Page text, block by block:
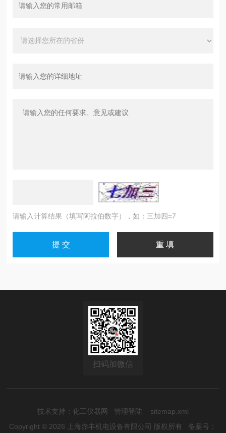
请输入计算结果（填写阿拉伯数字），如：三加四=7
扫码加微信
技术支持： 化工仪器网 管理登陆
sitemap.xml
Copyright © 2026 上海赤丰机电设备有限公司 版权所有 备案号：